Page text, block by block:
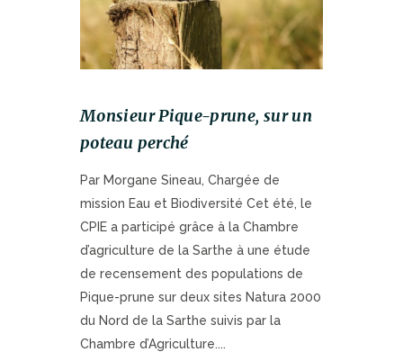
Monsieur Pique-prune, sur un
poteau perché
Par Morgane Sineau, Chargée de
mission Eau et Biodiversité Cet été, le
CPIE a participé grâce à la Chambre
d’agriculture de la Sarthe à une étude
de recensement des populations de
Pique-prune sur deux sites Natura 2000
du Nord de la Sarthe suivis par la
Chambre d’Agriculture....